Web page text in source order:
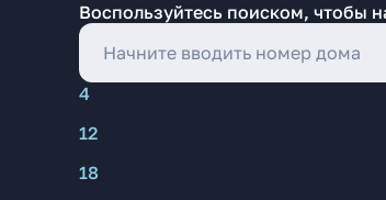
Воспользуйтесь поиском, чтобы
4
12
18